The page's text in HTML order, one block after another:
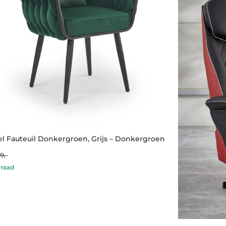
Fauteuil Donkergroen, Grijs – Donkergroen